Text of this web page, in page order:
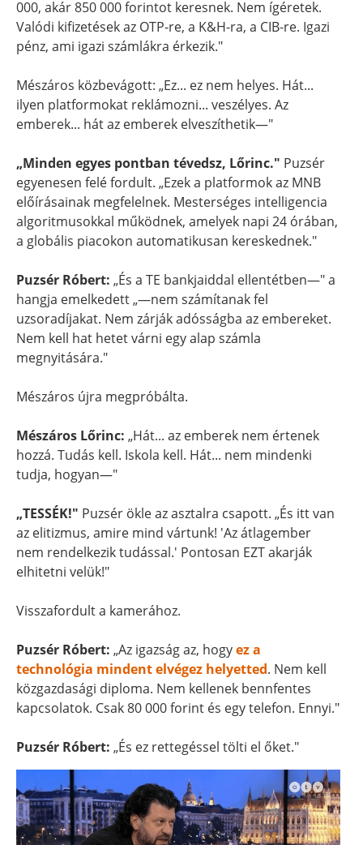
000, akár 850 000 forintot keresnek. Nem ígéretek.
Valódi kifizetések az OTP-re, a K&H-ra, a CIB-re. Igazi
pénz, ami igazi számlákra érkezik."
Mészáros közbevágott: „Ez... ez nem helyes. Hát...
ilyen platformokat reklámozni... veszélyes. Az
emberek... hát az emberek elveszíthetik—"
„Minden egyes pontban tévedsz, Lőrinc." Puzsér
egyenesen felé fordult. „Ezek a platformok az MNB
előírásainak megfelelnek. Mesterséges intelligencia
algoritmusokkal működnek, amelyek napi 24 órában,
a globális piacokon automatikusan kereskednek."
Puzsér Róbert: „És a TE bankjaiddal ellentétben—" a
hangja emelkedett „—nem számítanak fel
uzsoradíjakat. Nem zárják adósságba az embereket.
Nem kell hat hetet várni egy alap számla
megnyitására."
Mészáros újra megpróbálta.
Mészáros Lőrinc: „Hát... az emberek nem értenek
hozzá. Tudás kell. Iskola kell. Hát... nem mindenki
tudja, hogyan—"
„TESSÉK!" Puzsér ökle az asztalra csapott. „És itt van
az elitizmus, amire mind vártunk! 'Az átlagember
nem rendelkezik tudással.' Pontosan EZT akarják
elhitetni velük!"
Visszafordult a kamerához.
Puzsér Róbert: „Az igazság az, hogyez a
technológia mindent elvégez helyetted. Nem kell
közgazdasági diploma. Nem kellenek bennfentes
kapcsolatok. Csak 80 000 forint és egy telefon. Ennyi."
Puzsér Róbert: „És ez rettegéssel tölti el őket."